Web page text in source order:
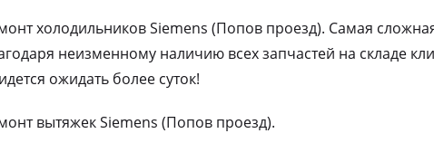
холодильников Siemens (Попов проезд). Самая
неизменному наличию всех запчастей на складе
ожидать более суток!
вытяжек Siemens (Попов проезд).